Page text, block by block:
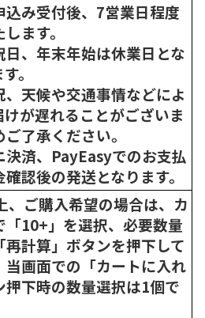
込み受付後、7営業日程度
ます。
、年末年始は休業日とな
。
天候や交通事情などによ
けが遅れることがございま
了承ください。
済、PayEasyでのお支払
認後の発送となります。
ご購入希望の場合は、カ
「10+」を選択、必要数量
再計算」ボタンを押下して
当画面での「カートに入れ
押下時の数量選択は1個で